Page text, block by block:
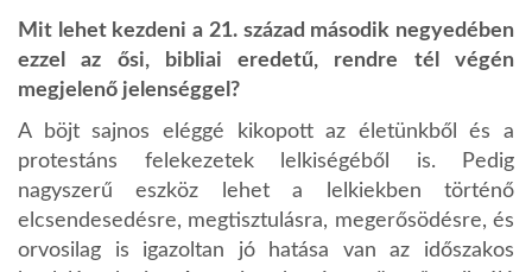
Mit lehet kezdeni a 21. század második negyedében
ezzel az ősi, bibliai eredetű, rendre tél végén
megjelenő jelenséggel?
A böjt sajnos eléggé kikopott az életünkből és a
protestáns felekezetek lelkiségéből is. Pedig
nagyszerű eszköz lehet a lelkiekben történő
elcsendesedésre, megtisztulásra, megerősödésre, és
orvosilag is igazoltan jó hatása van az időszakos